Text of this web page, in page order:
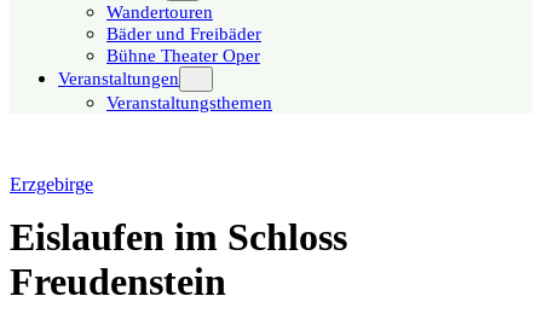
Wandertouren
Bäder und Freibäder
Bühne Theater Oper
Veranstaltungen
Veranstaltungsthemen
Erzgebirge
Eislaufen im Schloss
Freudenstein